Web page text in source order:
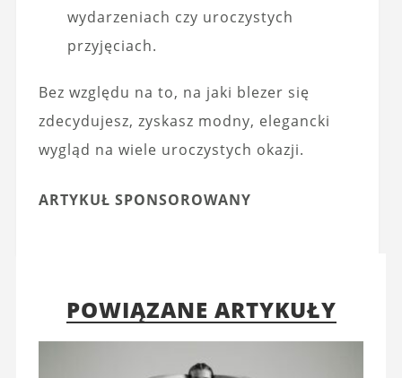
wydarzeniach czy uroczystych
przyjęciach.
Bez względu na to, na jaki blezer się
zdecydujesz, zyskasz modny, elegancki
wygląd na wiele uroczystych okazji.
ARTYKUŁ SPONSOROWANY
POWIĄZANE ARTYKUŁY